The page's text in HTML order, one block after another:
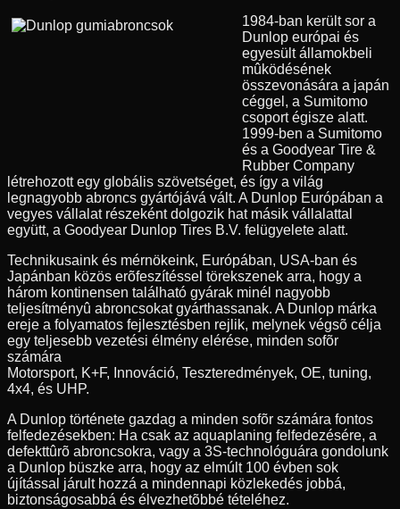
1984-ban került sor a
Dunlop európai és
egyesült államokbeli
mûködésének
összevonására a japán
céggel, a Sumitomo
csoport égisze alatt.
1999-ben a Sumitomo
és a Goodyear Tire &
Rubber Company
létrehozott egy globális szövetséget, és így a világ
legnagyobb abroncs gyártójává vált. A Dunlop Európában a
vegyes vállalat részeként dolgozik hat másik vállalattal
együtt, a Goodyear Dunlop Tires B.V. felügyelete alatt.
Technikusaink és mérnökeink, Európában, USA-ban és
Japánban közös erõfeszítéssel törekszenek arra, hogy a
három kontinensen található gyárak minél nagyobb
teljesítményû abroncsokat gyárthassanak. A Dunlop márka
ereje a folyamatos fejlesztésben rejlik, melynek végsõ célja
egy teljesebb vezetési élmény elérése, minden sofõr
számára
Motorsport, K+F, Innováció, Teszteredmények, OE, tuning,
4x4, és UHP.
A Dunlop története gazdag a minden sofõr számára fontos
felfedezésekben: Ha csak az aquaplaning felfedezésére, a
defekttûrõ abroncsokra, vagy a 3S-technológuára gondolunk
a Dunlop büszke arra, hogy az elmúlt 100 évben sok
újítással járult hozzá a mindennapi közlekedés jobbá,
biztonságosabbá és élvezhetõbbé tételéhez.